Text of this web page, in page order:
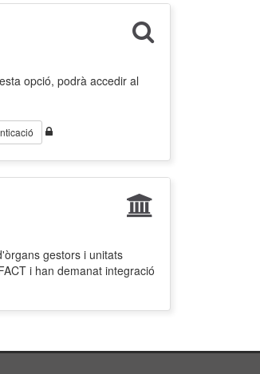
opció, podrà accedir al
gestors i unitats
i han demanat integració